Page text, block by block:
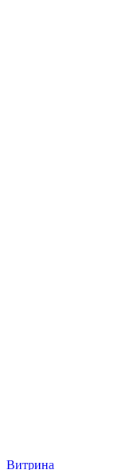
Витрина